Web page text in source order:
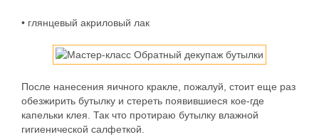
• глянцевый акриловый лак
После нанесения яичного кракле, пожалуй, стоит еще раз
обезжирить бутылку и стереть появившиеся кое-где
капельки клея. Так что протираю бутылку влажной
гигиенической салфеткой.